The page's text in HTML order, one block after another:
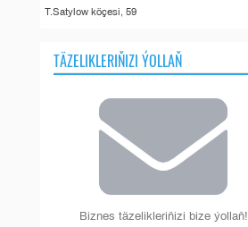
T.Satylow köçesi, 59
TÄZELIKLERIŇIZI ÝOLLAŇ
Biznes täzelikleriňizi bize ýollaň!